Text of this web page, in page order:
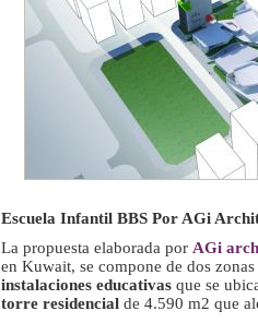
Escuela Infantil BBS Por AGi
La propuesta elaborada por AGi
en Kuwait, se compone de dos
instalaciones educativas que se
torre residencial de 4.590 m2 que